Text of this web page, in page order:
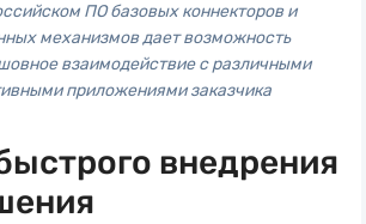
ПО базовых коннекторов и
механизмов дает возможность
взаимодействие с различными
приложениями заказчика
внедрения